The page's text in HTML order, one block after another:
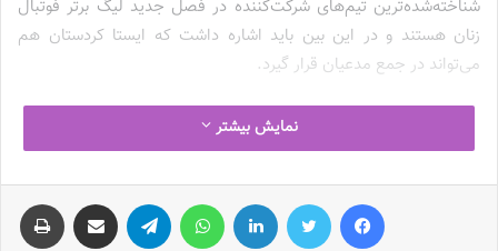
شناخته‌شده‌ترین تیم‌های شرکت‌کننده در فصل جدید لیگ برتر فوتبال
زنان هستند و در این بین باید اشاره داشت که ایستا کردستان هم
می‌تواند در جمع مدعیان قرار گیرد.
فصل گذشته وارد چرخه تیمداری در فوتبال زنان شد و حالا با
پوست‌اندازی و تغییر چهره تیم در ایام نقل‌وانتقالات تابستانه، این تیم
شمایل یک مدعی به خود گرفته است. فصل گذشته برای نارنجی‌پوشان با
حضور در رتبه چهارم جدول به پایان رسید و حالا به نظر می‌رسد که
هدف‌گذاری ایستا، کسب عنوان قهرمانی است. جالب آنکه این تیم
نمایش بیشتر